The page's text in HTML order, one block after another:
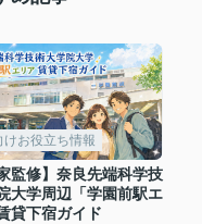
けお役立ち情報
監修】奈良先端科学技
大学周辺「学園前駅エ
貸下宿ガイド